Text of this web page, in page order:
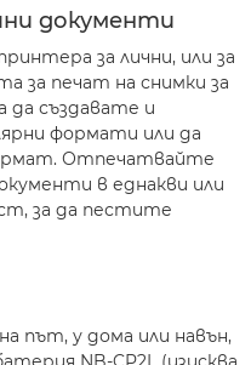
документи
за лични, или за
за печат на снимки за
да създавате и
формати или да
Отпечатвайте
в еднакви или
за да пестите
път, у дома или навън,